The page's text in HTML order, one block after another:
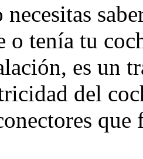
necesitas
o tenía tu
es un
del
que